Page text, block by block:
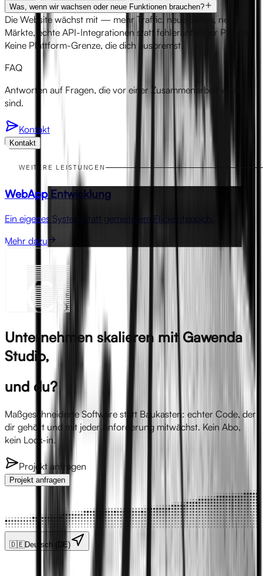
Was, wenn wir wachsen oder neue Funktionen brauchen?
Die Website wächst mit — mehr Traffic, neue Seiten, neue
Märkte, echte API-Integrationen statt fehleranfälliger Plugins.
Keine Plattform-Grenze, die dich ausbremst.
FAQ
Antworten auf Fragen, die vor einer Zusammenarbeit wichtig
sind.
Kontakt
Kontakt
WEITERE LEISTUNGEN
WebApp Entwicklung
Ein eigenes System statt gemietetem Flickenteppich.
Mehr dazu
Unternehmen skalieren mit Gawenda
Studio,
und du?
Maßgeschneiderte Software statt Baukasten: echter Code, der
dir gehört und mit jeder Anforderung mitwächst. Kein Abo,
kein Lock-in.
Projekt anfragen
Projekt anfragen
🇩🇪Deutsch (DE)